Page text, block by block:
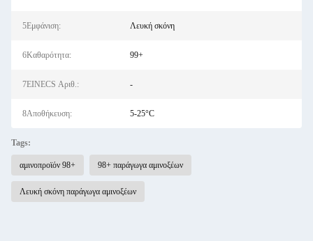
5Εμφάνιση: Λευκή σκόνη
6Καθαρότητα: 99+
7EINECS Αριθ.: -
8Αποθήκευση: 5-25°C
Tags:
αμινοπροϊόν 98+ 98+ παράγωγα αμινοξέων
Λευκή σκόνη παράγωγα αμινοξέων